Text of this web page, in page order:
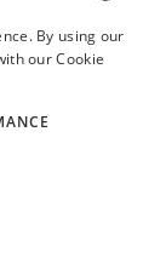
y cookies
ENGLISH
By using our
our Cookie